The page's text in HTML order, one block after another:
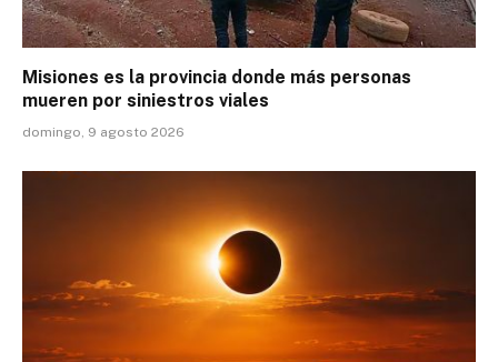
Misiones es la provincia donde más personas
mueren por siniestros viales
domingo, 9 agosto 2026